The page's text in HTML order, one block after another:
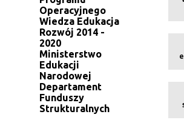
Operacyjnego
Wiedza Edukacja
Rozwój 2014 -
2020
Ministerstwo
Edukacji
Narodowej
Departament
Funduszy
Strukturalnych